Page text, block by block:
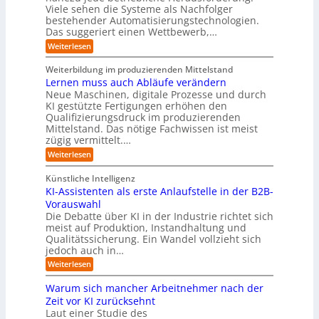
R
o
u
t
e
H
e
r
s
t
e
l
r
n
o
j
e
k
t
e
i
n
d
e
r
I
n
d
u
s
t
r
i
e
e
r
m
ö
g
l
i
c
h
e
n
r
i
s
i
k
o
w
a
c
h
s
e
n
d
e
R
a
n
s
o
m
w
a
r
e
-
G
f
a
h
d
u
s
t
r
e
r
o
b
o
t
e
r
l
l
i
n
g
f
ü
r
T
a
t
o
r
t
e
Viele sehen die Systeme als Nachfolger
bestehender Automatisierungstechnologien.
Das suggeriert einen Wettbewerb,…
Weiterlesen:
E
n
e
h
r
l
i
c
h
e
r
u
n
d
u
n
b
e
q
u
e
m
e
r
)
Weiterbildung im produzierenden Mittelstand
Lernen muss auch Abläufe verändern
Neue Maschinen, digitale Prozesse und durch
KI gestützte Fertigungen erhöhen den
Qualifizierungsdruck im produzierenden
Mittelstand. Das nötige Fachwissen ist meist
zügig vermittelt.…
Weiterlesen:
L
e
r
n
e
n
m
u
s
s
a
u
h
A
b
Künstliche Intelligenz
KI-Assistenten als erste Anlaufstelle in der B2B-
Vorauswahl
Die Debatte über KI in der Industrie richtet sich
meist auf Produktion, Instandhaltung und
Qualitätssicherung. Ein Wandel vollzieht sich
jedoch auch in…
Weiterlesen:
K
-
A
s
Warum sich mancher Arbeitnehmer nach der
Zeit vor KI zurücksehnt
Laut einer Studie des